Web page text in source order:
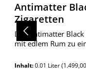
Antimatter
Zigaretten
Das Antimatter Black
mit edlem Rum zu
Inhalt:0.01 Liter